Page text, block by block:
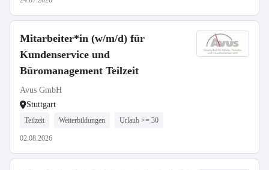
Mitarbeiter*in (w/m/d) für
Kundenservice und
Büromanagement Teilzeit
Avus GmbH
Stuttgart
Teilzeit Weiterbildungen Urlaub >= 30
02.08.2026